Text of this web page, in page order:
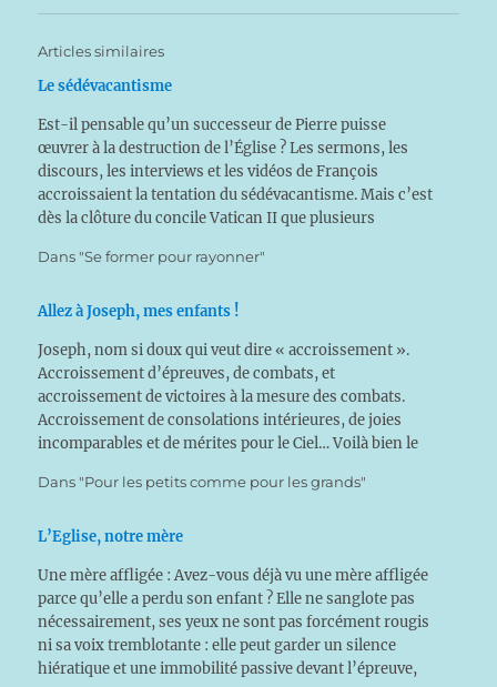
Articles similaires
Le sédévacantisme
Est-il pensable qu’un successeur de Pierre puisse
œuvrer à la destruction de l’Église ? Les sermons, les
discours, les interviews et les vidéos de François
accroissaient la tentation du sédévacantisme. Mais c’est
dès la clôture du concile Vatican II que plusieurs
postconciliaires ont…
Dans "Se former pour rayonner"
Allez à Joseph, mes enfants !
Joseph, nom si doux qui veut dire « accroissement ».
Accroissement d’épreuves, de combats, et
accroissement de victoires à la mesure des combats.
Accroissement de consolations intérieures, de joies
incomparables et de mérites pour le Ciel… Voilà bien le
Protecteur de l’Église Tandis que…
Dans "Pour les petits comme pour les grands"
L’Eglise, notre mère
Une mère affligée : Avez-vous déjà vu une mère affligée
parce qu’elle a perdu son enfant ? Elle ne sanglote pas
nécessairement, ses yeux ne sont pas forcément rougis
ni sa voix tremblotante : elle peut garder un silence
hiératique et une immobilité passive devant l’épreuve,